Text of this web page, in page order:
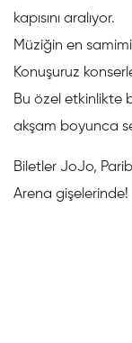
kapısını aralıyor.
Müziğin en
Konuşuruz
Bu özel etkinlikte
akşam boyunca
Biletler JoJo,
Arena gişelerinde!